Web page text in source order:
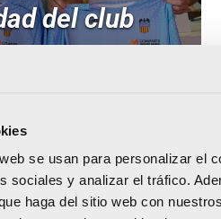
se usan para personalizar el
sociales y analizar el tráfico.
haga del sitio web con
del club